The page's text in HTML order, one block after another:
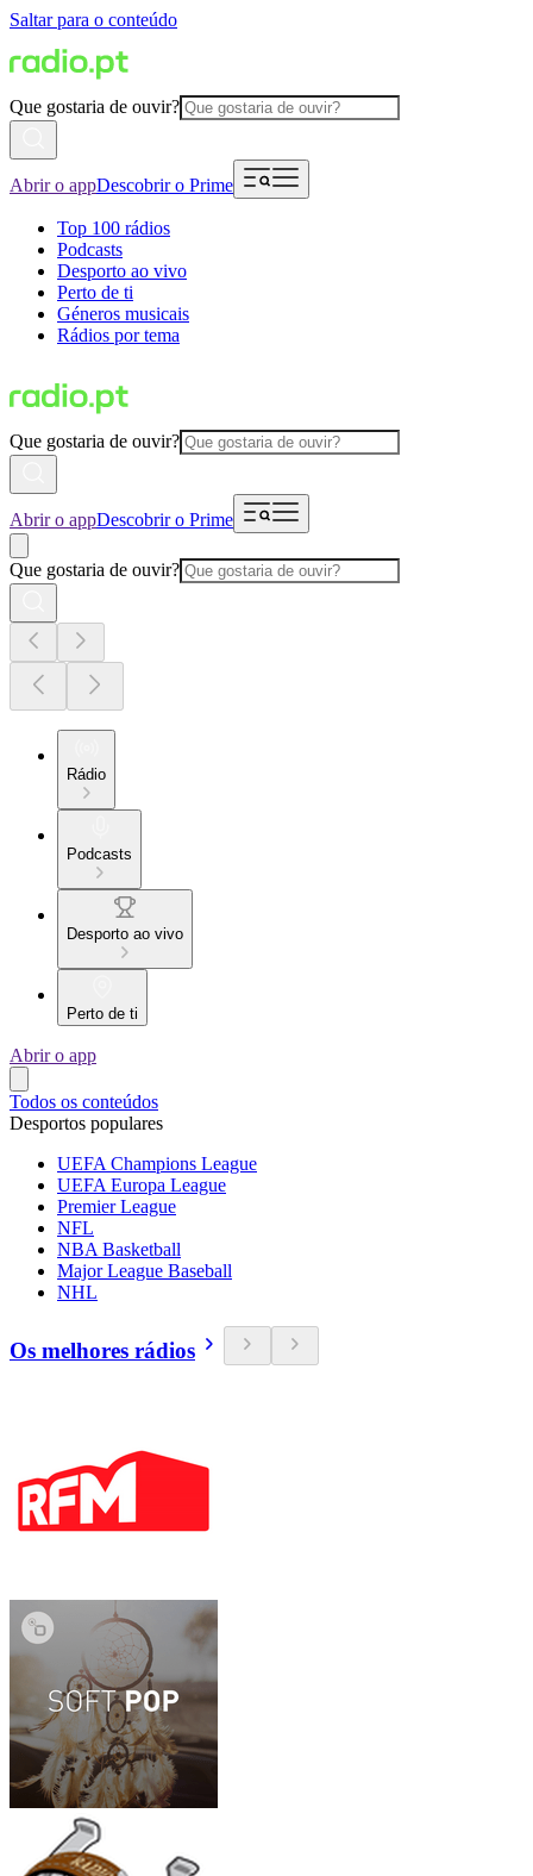
Saltar para o conteúdo
Que gostaria de ouvir?
Abrir o appDescobrir o Prime
Top 100 rádios
Podcasts
Desporto ao vivo
Perto de ti
Géneros musicais
Rádios por tema
Que gostaria de ouvir?
Abrir o appDescobrir o Prime
Que gostaria de ouvir?
Rádio
Podcasts
Desporto ao vivo
Perto de ti
Abrir o app
Todos os conteúdos
Desportos populares
UEFA Champions League
UEFA Europa League
Premier League
NFL
NBA Basketball
Major League Baseball
NHL
Os melhores rádios